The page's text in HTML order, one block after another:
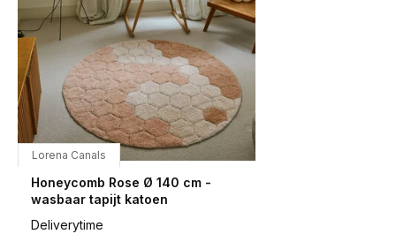
Lorena Canals
Honeycomb Rose Ø 140 cm -
wasbaar tapijt katoen
Deliverytime